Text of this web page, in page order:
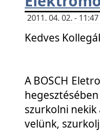
2011. 04. 02. -
Kedves
A BOSCH
szurkolni
velünk,